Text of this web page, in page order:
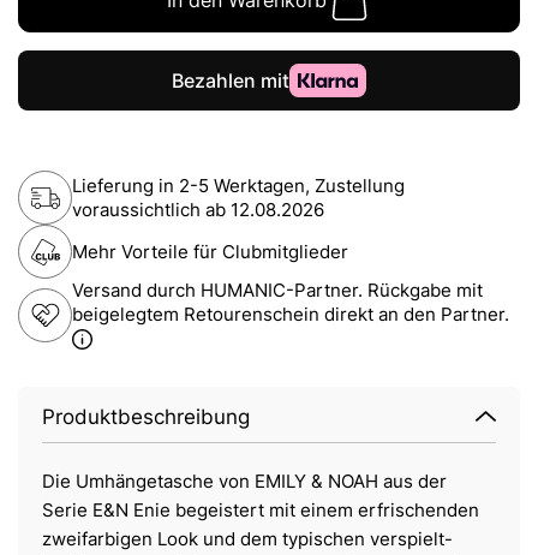
Lieferung in 2-5 Werktagen, Zustellung
voraussichtlich ab 12.08.2026
Mehr Vorteile für Clubmitglieder
Versand durch HUMANIC-Partner. Rückgabe mit
beigelegtem Retourenschein direkt an den Partner.
Produktbeschreibung
Die Umhängetasche von EMILY & NOAH aus der
Serie E&N Enie begeistert mit einem erfrischenden
zweifarbigen Look und dem typischen verspielt-